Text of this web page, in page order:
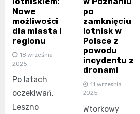
Nowe
możliwości
dla miasta i
regionu
18 września
2025
Po latach
oczekiwań,
Leszno
po
zamknięciu
lotnisk w
Polsce z
powodu
incydentu z
dronami
11 września
2025
Wtorkowy